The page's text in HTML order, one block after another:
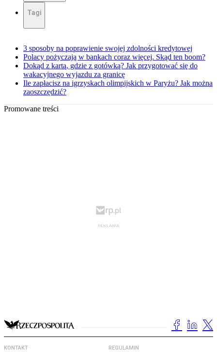
Tagi
3 sposoby na poprawienie swojej zdolności kredytowej
Polacy pożyczają w bankach coraz więcej. Skąd ten boom?
Dokąd z kartą, gdzie z gotówką? Jak przygotować się do
wakacyjnego wyjazdu za granicę
Ile zapłacisz na igrzyskach olimpijskich w Paryżu? Jak można
zaoszczędzić?
Promowane treści
KONTAKT REGULAMIN